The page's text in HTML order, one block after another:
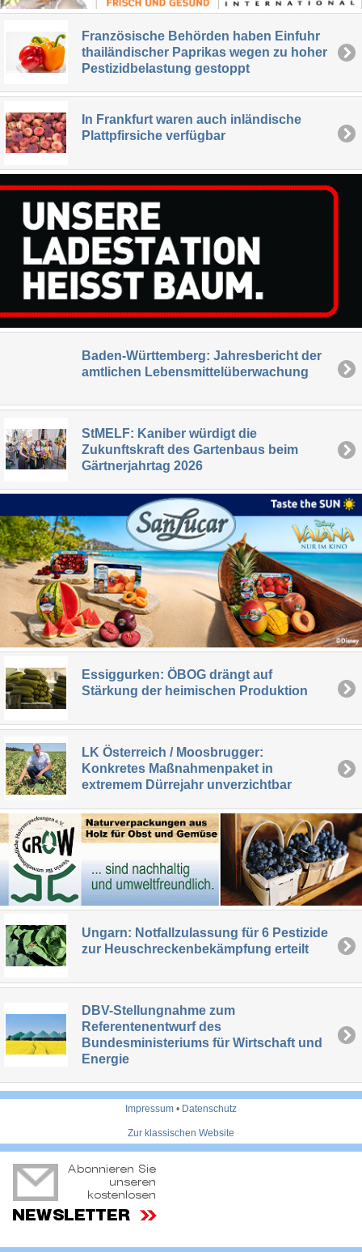
Französische Behörden haben Einfuhr
thailändischer Paprikas wegen zu hoher
Pestizidbelastung gestoppt
In Frankfurt waren auch inländische
Plattpfirsiche verfügbar
Baden-Württemberg: Jahresbericht der
amtlichen Lebensmittelüberwachung
StMELF: Kaniber würdigt die
Zukunftskraft des Gartenbaus beim
Gärtnerjahrtag 2026
Essiggurken: ÖBOG drängt auf
Stärkung der heimischen Produktion
LK Österreich / Moosbrugger:
Konkretes Maßnahmenpaket in
extremem Dürrejahr unverzichtbar
Ungarn: Notfallzulassung für 6 Pestizide
zur Heuschreckenbekämpfung erteilt
DBV-Stellungnahme zum
Referentenentwurf des
Bundesministeriums für Wirtschaft und
Energie
Impressum • Datenschutz
Zur klassischen Website